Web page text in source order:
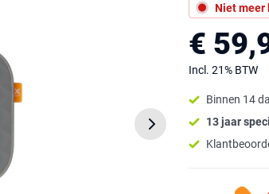
Niet meer
€
Incl. 21% BTW
Binnen 14
13 jaar